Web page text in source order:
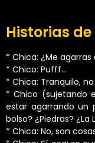
Historias
* Chica: ¿Me
* Chico: Pufff…
* Chica: Tranquilo,
* Chico (sujetando
estar agarrando un
bolso? ¿Piedras? ¿La
* Chica: No, son